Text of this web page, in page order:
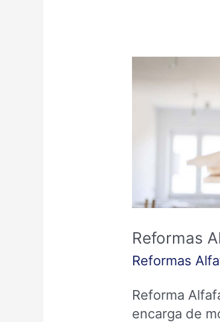
Reformas
Reformas
Reforma
encarga de
Reformas
Alfafara